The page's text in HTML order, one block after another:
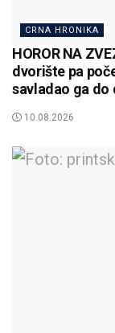
CRNA HRONIKA
HOROR NA
dvorište pa
savladao ga
10.08.2026